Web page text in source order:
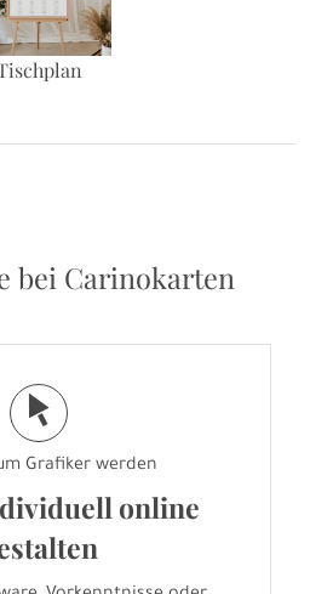
bei Carinokarten
j
Grafiker werden
online